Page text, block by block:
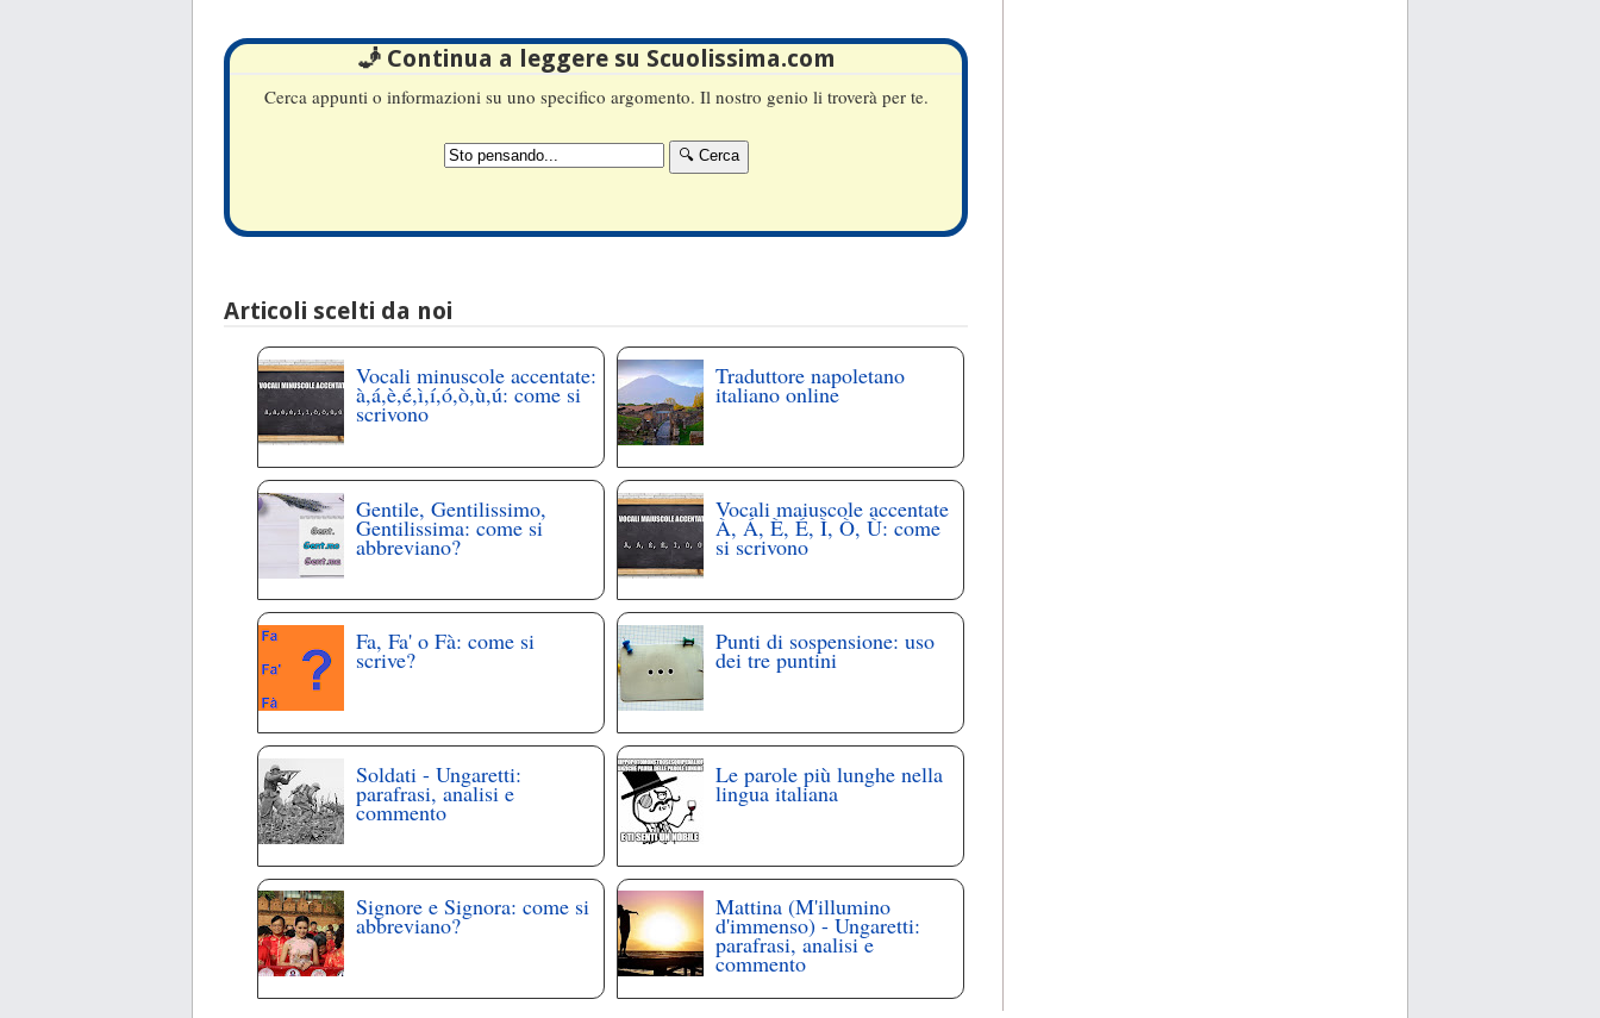
🧞 Continua a leggere su Scuolissima.com
Cerca appunti o informazioni su uno specifico argomento. Il nostro genio li troverà per te.
Articoli scelti da noi
Vocali minuscole accentate:
à,á,è,é,ì,í,ó,ò,ù,ú: come si
scrivono
Traduttore napoletano
italiano online
Gentile, Gentilissimo,
Gentilissima: come si
abbreviano?
Vocali maiuscole accentate
À, Á, È, É, Ì, Ò, Ù: come
si scrivono
Fa, Fa' o Fà: come si
scrive?
Punti di sospensione: uso
dei tre puntini
Soldati - Ungaretti:
parafrasi, analisi e
commento
Le parole più lunghe nella
lingua italiana
Signore e Signora: come si
abbreviano?
Mattina (M'illumino
d'immenso) - Ungaretti:
parafrasi, analisi e
commento